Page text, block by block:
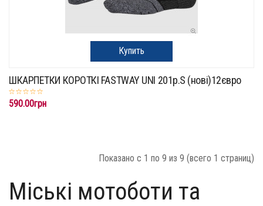
Купить
ШКАРПЕТКИ КОРОТКІ FASTWAY UNI 201p.S (нові)12євро
590.00грн
Показано с 1 по 9 из 9 (всего 1 страниц)
Міські мотоботи та